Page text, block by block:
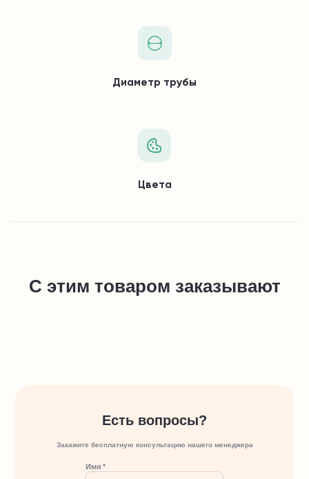
Диаметр трубы
Цвета
С этим товаром заказывают
Есть вопросы?
Закажите бесплатную консультацию нашего менеджера
Имя *